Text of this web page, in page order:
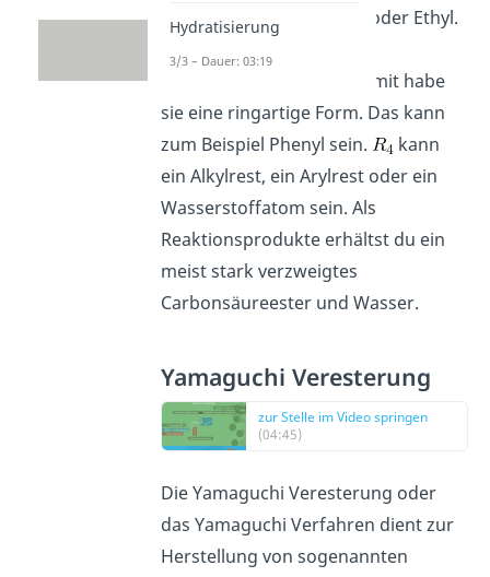
sind zum Beispiel Methyl oder Ethyl.
Aufbau. Somit habe
sie eine ringartige Form. Das kann
zum Beispiel Phenyl sein.
kann
ein Alkylrest, ein Arylrest oder ein
Wasserstoffatom sein. Als
Reaktionsprodukte erhältst du ein
meist stark verzweigtes
Carbonsäureester und Wasser.
Yamaguchi Veresterung
zur Stelle im Video springen
(04:45)
Die Yamaguchi Veresterung oder
das Yamaguchi Verfahren dient zur
Herstellung von sogenannten
Hydratisierung
3/3 – Dauer: 03:19